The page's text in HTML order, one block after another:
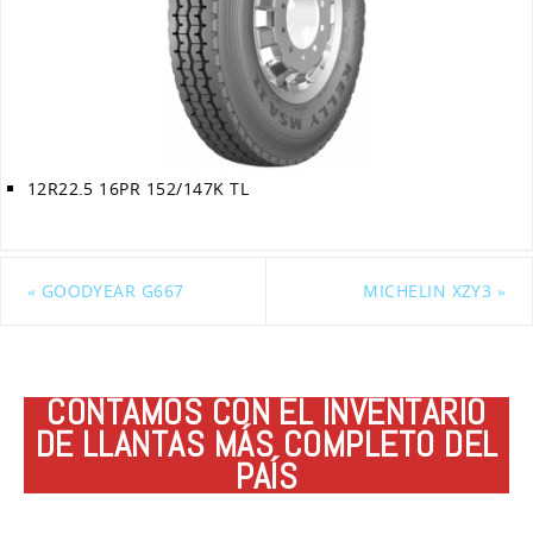
12R22.5 16PR 152/147K TL
« GOODYEAR G667 MICHELIN XZY3 »
CONTAMOS CON EL INVENTARIO
DE LLANTAS MÁS COMPLETO DEL
PAÍS